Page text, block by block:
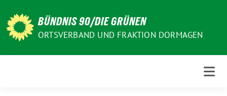
zum
Inhalt
BÜNDNIS 90/DIE GRÜNEN
ORTSVERBAND UND FRAKTION DORMAGEN